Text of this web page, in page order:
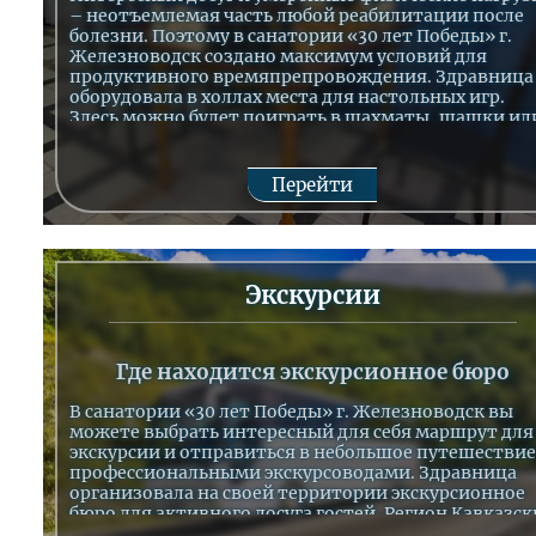
– неотъемлемая часть любой реабилитации после
болезни. Поэтому в санатории «30 лет Победы» г.
Железноводск создано максимум условий для
продуктивного времяпрепровождения. Здравница
оборудовала в холлах места для настольных игр.
Здесь можно будет поиграть в шахматы, шашки
Настольный теннис в санатории
Любители настольного тенниса смогут поиграть в
столы для тенниса, предоставляются ракетки и
мячи. Игра будет полезна для поддержания
физической формы и тренировки сердечной
мышцы.
Перейти
Экскурсии
Где находится экскурсионное бюро
В санатории «30 лет Победы» г. Железноводск вы
можете выбрать интересный для себя маршрут для
экскурсии и отправиться в небольшое путешествие
профессиональными экскурсоводами. Здравница
организовала на своей территории экскурсионное
бюро для активного досуга гостей. Регион